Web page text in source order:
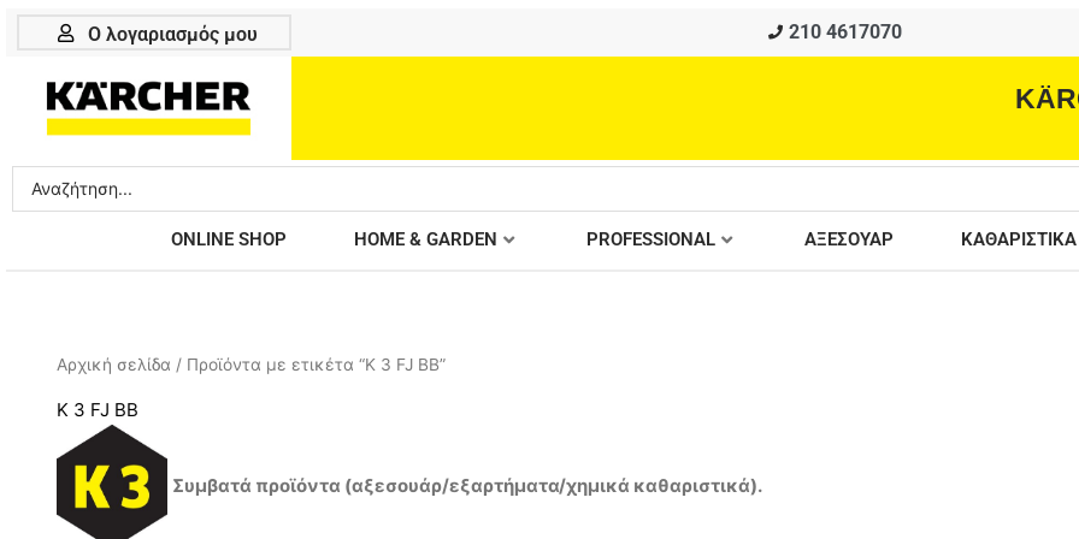
Μετάβαση
Ο λογαριασμός μου 210 4617070
Search
...
ONLINE SHOP HOME & GARDEN PROFESSIONAL ΑΞΕΣΟΥΑΡ ΚΑΘΑΡΙΣΤΙΚΑ
Αρχική σελίδα / Προϊόντα με ετικέτα “K 3 FJ BB”
K 3 FJ BB
Συμβατά προϊόντα (αξεσουάρ/εξαρτήματα/χημικά καθαριστικά).